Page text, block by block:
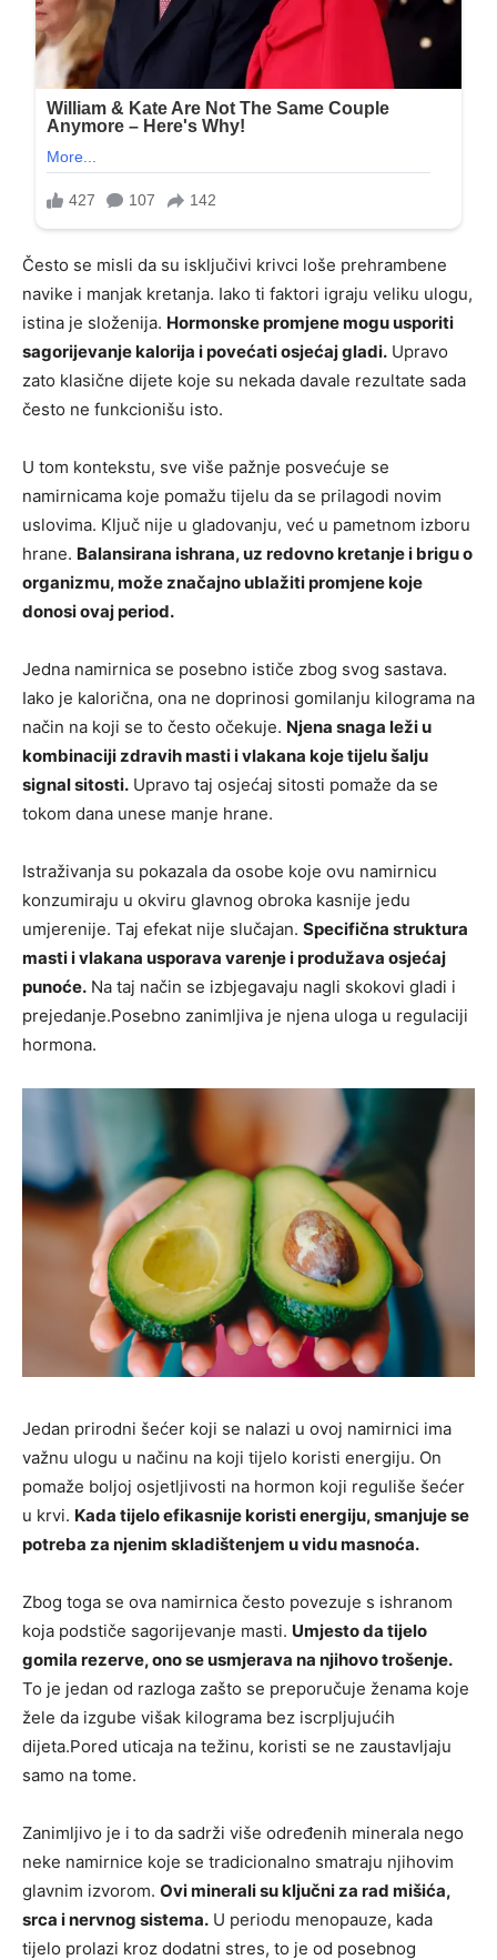
Često se misli da su isključivi krivci loše prehrambene
navike i manjak kretanja. Iako ti faktori igraju veliku ulogu,
istina je složenija. Hormonske promjene mogu usporiti
sagorijevanje kalorija i povećati osjećaj gladi. Upravo
zato klasične dijete koje su nekada davale rezultate sada
često ne funkcionišu isto.
U tom kontekstu, sve više pažnje posvećuje se
namirnicama koje pomažu tijelu da se prilagodi novim
uslovima. Ključ nije u gladovanju, već u pametnom izboru
hrane. Balansirana ishrana, uz redovno kretanje i brigu o
organizmu, može značajno ublažiti promjene koje
donosi ovaj period.
Jedna namirnica se posebno ističe zbog svog sastava.
Iako je kalorična, ona ne doprinosi gomilanju kilograma na
način na koji se to često očekuje. Njena snaga leži u
kombinaciji zdravih masti i vlakana koje tijelu šalju
signal sitosti. Upravo taj osjećaj sitosti pomaže da se
tokom dana unese manje hrane.
Istraživanja su pokazala da osobe koje ovu namirnicu
konzumiraju u okviru glavnog obroka kasnije jedu
umjerenije. Taj efekat nije slučajan. Specifična struktura
masti i vlakana usporava varenje i produžava osjećaj
punoće. Na taj način se izbjegavaju nagli skokovi gladi i
prejedanje.Posebno zanimljiva je njena uloga u regulaciji
hormona.
Jedan prirodni šećer koji se nalazi u ovoj namirnici ima
važnu ulogu u načinu na koji tijelo koristi energiju. On
pomaže boljoj osjetljivosti na hormon koji reguliše šećer
u krvi. Kada tijelo efikasnije koristi energiju, smanjuje se
potreba za njenim skladištenjem u vidu masnoća.
Zbog toga se ova namirnica često povezuje s ishranom
koja podstiče sagorijevanje masti. Umjesto da tijelo
gomila rezerve, ono se usmjerava na njihovo trošenje.
To je jedan od razloga zašto se preporučuje ženama koje
žele da izgube višak kilograma bez iscrpljujućih
dijeta.Pored uticaja na težinu, koristi se ne zaustavljaju
samo na tome.
Zanimljivo je i to da sadrži više određenih minerala nego
neke namirnice koje se tradicionalno smatraju njihovim
glavnim izvorom. Ovi minerali su ključni za rad mišića,
srca i nervnog sistema. U periodu menopauze, kada
tijelo prolazi kroz dodatni stres, to je od posebnog